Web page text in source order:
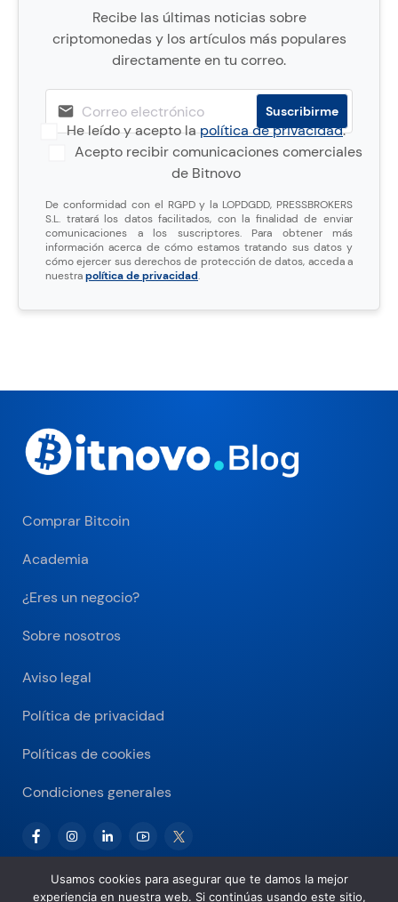
Recibe las últimas noticias sobre
criptomonedas y los artículos más populares
directamente en tu correo.
He leído y acepto lapolítica de privacidad.
Acepto recibir comunicaciones comerciales
de Bitnovo
De conformidad con el RGPD y la LOPDGDD, PRESSBROKERS
S.L. tratará los datos facilitados, con la finalidad de enviar
comunicaciones a los suscriptores. Para obtener más
información acerca de cómo estamos tratando sus datos y
cómo ejercer sus derechos de protección de datos, acceda a
nuestrapolítica de privacidad.
Comprar Bitcoin
Academia
¿Eres un negocio?
Sobre nosotros
Aviso legal
Política de privacidad
Políticas de cookies
Condiciones generales
Usamos cookies para asegurar que te damos la mejor
experiencia en nuestra web. Si continúas usando este sitio,